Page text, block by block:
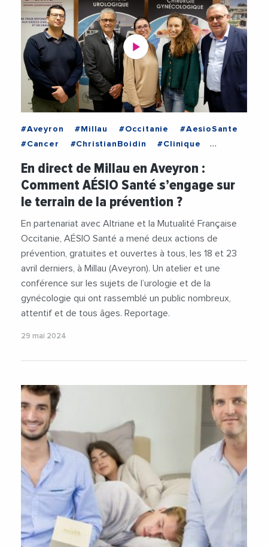
#Aveyron #Millau #Occitanie
#AesioSante
#Cancer
#ChristianBoidin
#Clinique
#Medecins
#Prevention
#PreventionSante
#Sante
#Videos
En direct de Millau en Aveyron :
Comment AÉSIO Santé s’engage sur
le terrain de la prévention ?
En partenariat avec Altriane et la Mutualité Française
Occitanie, AÉSIO Santé a mené deux actions de
prévention, gratuites et ouvertes à tous, les 18 et 23
avril derniers, à Millau (Aveyron). Un atelier et une
conférence sur les sujets de l’urologie et de la
gynécologie qui ont rassemblé un public nombreux,
attentif et de tous âges. Reportage.
29 mai 2024